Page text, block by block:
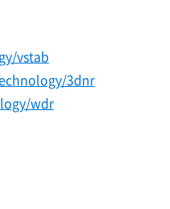
vstab
3dnr
wdr